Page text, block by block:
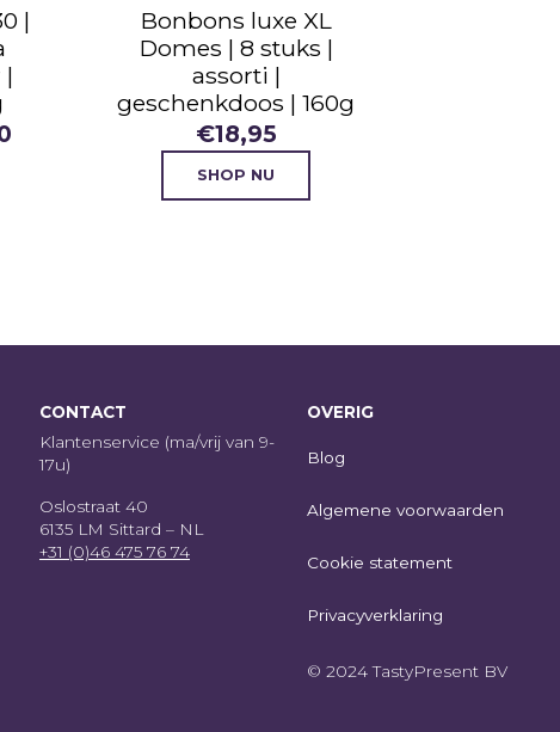
XL
|
160g
Chocolade kerstboom
| melk/wit | eigen
ontwerp | 175g
€11,95
SHOP NU
CONTACT
Klantenservice (ma/vrij van 9-
17u)
Oslostraat 40
6135 LM Sittard – NL
+31 (0)46 475 76 74
OVERIG
Blog
Algemene voorwaarden
Cookie statement
Privacyverklaring
© 2024 TastyPresent BV